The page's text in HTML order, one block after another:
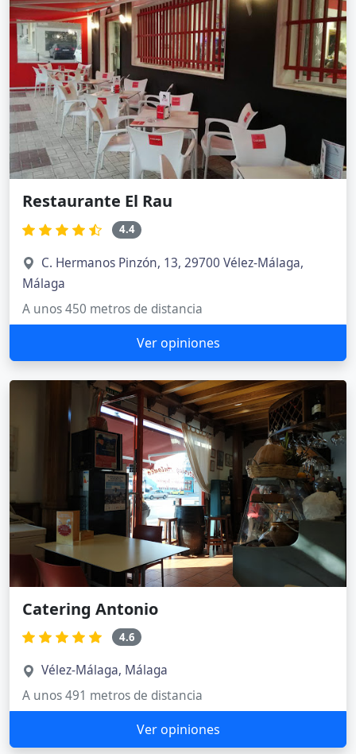
Restaurante El Rau
4.4
C. Hermanos Pinzón, 13, 29700 Vélez-Málaga,
Málaga
A unos 450 metros de distancia
Ver opiniones
Catering Antonio
4.6
Vélez-Málaga, Málaga
A unos 491 metros de distancia
Ver opiniones